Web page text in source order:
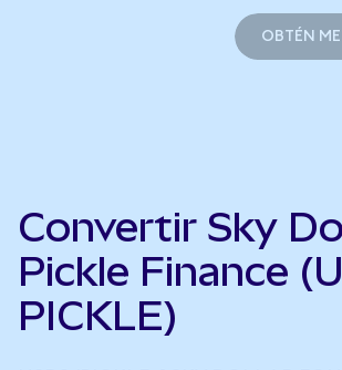
OBTÉN
Convertir Sky
Pickle Finance
PICKLE)